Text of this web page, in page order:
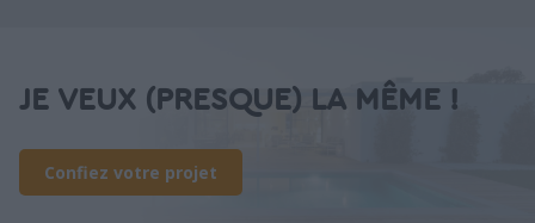
JE VEUX (PRESQUE) LA MÊME !
Confiez votre projet